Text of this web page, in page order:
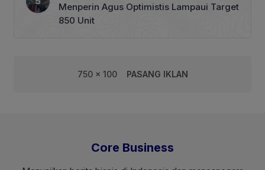
Menperin Agus Optimistis Lampaui Target
850 Unit
750 x 100 PASANG IKLAN
Core Business